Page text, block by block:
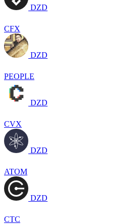
DZD
CFX
DZD
PEOPLE
DZD
CVX
DZD
ATOM
DZD
CTC